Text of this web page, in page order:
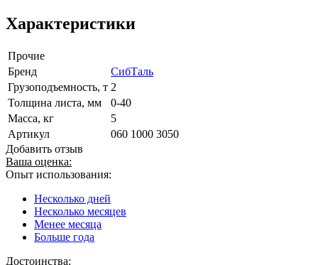
Характеристики
Прочие
Бренд
СибТаль
Грузоподъемность, т 2
Толщина листа, мм
0-40
Масса, кг
5
Артикул
060 1000 3050
Добавить отзыв
Ваша оценка:
Опыт использования:
Несколько дней
Несколько месяцев
Менее месяца
Больше года
Достоинства: